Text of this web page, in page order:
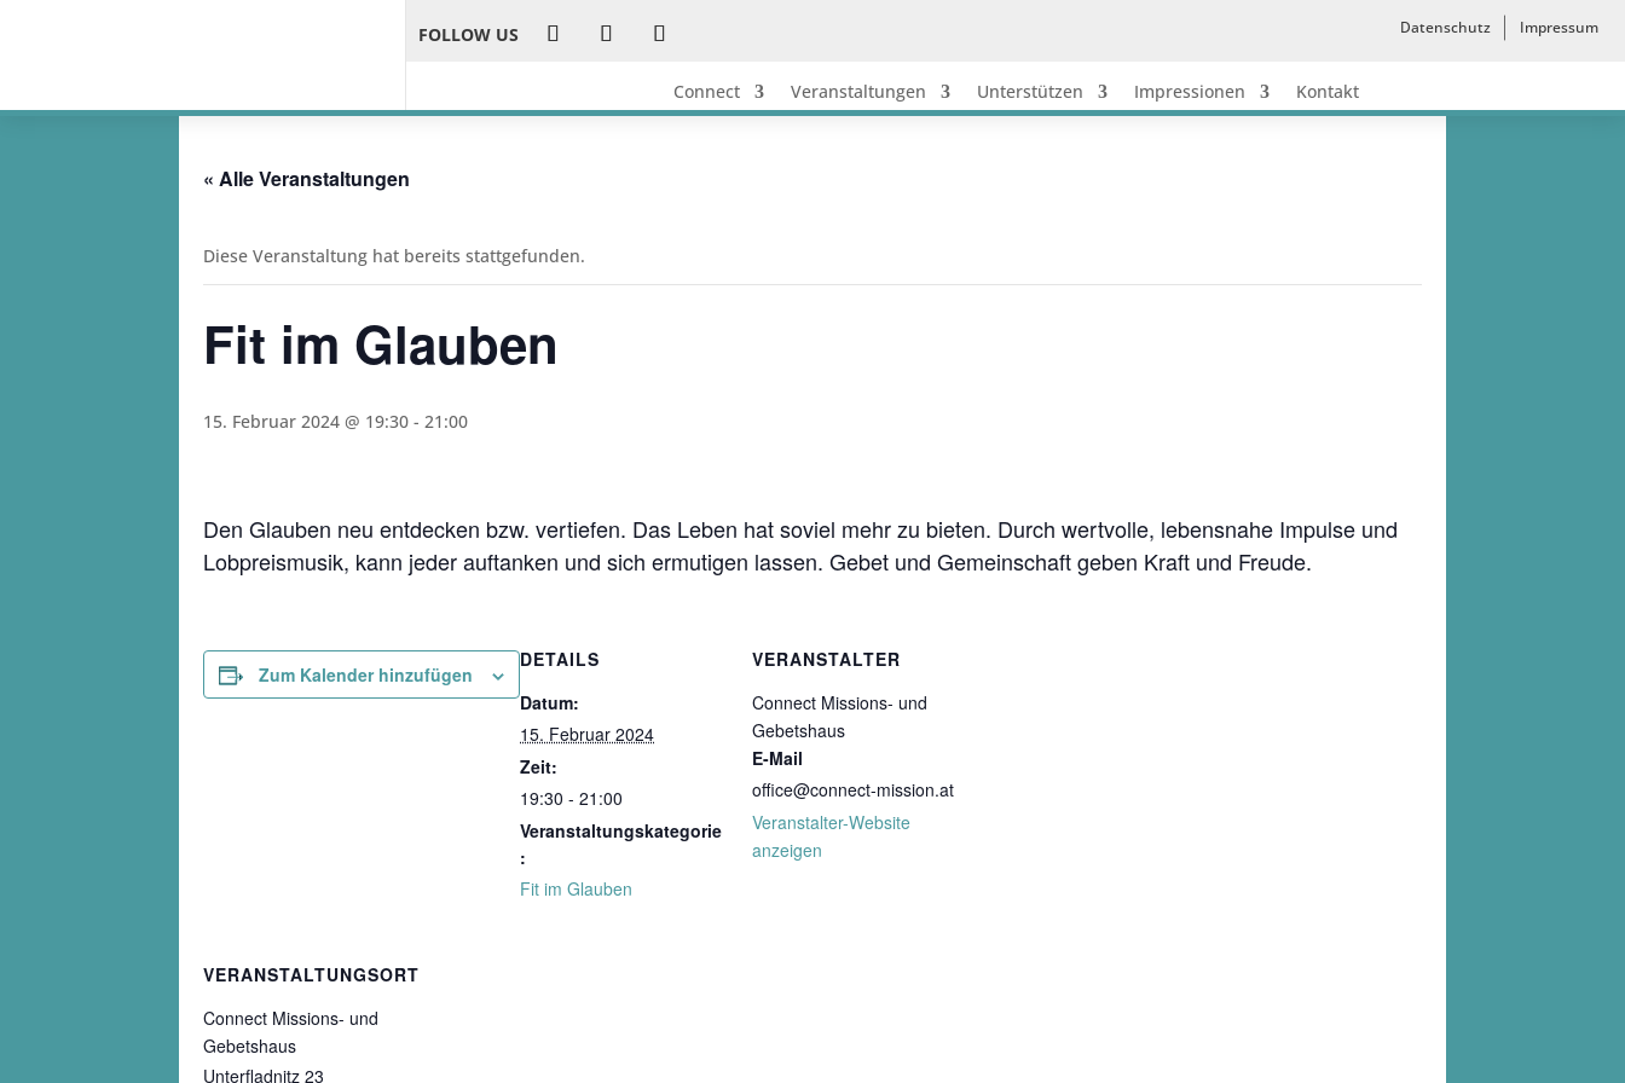
FOLLOW US Datenschutz Impressum
Connect Veranstaltungen Unterstützen Impressionen Kontakt
« Alle Veranstaltungen
Diese Veranstaltung hat bereits stattgefunden.
Fit im Glauben
15. Februar 2024 @ 19:30 - 21:00
Den Glauben neu entdecken bzw. vertiefen. Das Leben hat soviel mehr zu bieten. Durch wertvolle, lebensnahe Impulse und
Lobpreismusik, kann jeder auftanken und sich ermutigen lassen. Gebet und Gemeinschaft geben Kraft und Freude.
Zum Kalender hinzufügen
DETAILS
Datum:
15. Februar 2024
Zeit:
19:30 - 21:00
Veranstaltungskategorie
:
Fit im Glauben
VERANSTALTER
Connect Missions- und
Gebetshaus
E-Mail
office@connect-mission.at
Veranstalter-Website
anzeigen
VERANSTALTUNGSORT
Connect Missions- und
Gebetshaus
Unterfladnitz 23